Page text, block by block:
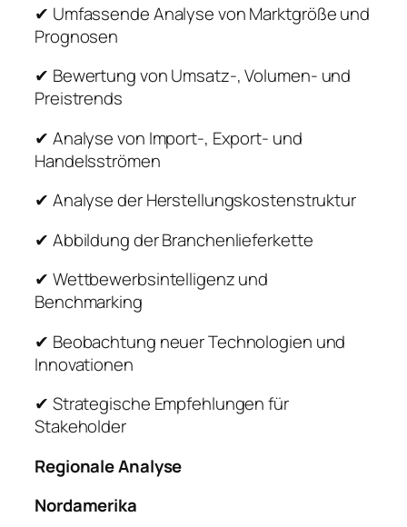
✔ Umfassende Analyse von Marktgröße und
Prognosen
✔ Bewertung von Umsatz-, Volumen- und
Preistrends
✔ Analyse von Import-, Export- und
Handelsströmen
✔ Analyse der Herstellungskostenstruktur
✔ Abbildung der Branchenlieferkette
✔ Wettbewerbsintelligenz und
Benchmarking
✔ Beobachtung neuer Technologien und
Innovationen
✔ Strategische Empfehlungen für
Stakeholder
Regionale Analyse
Nordamerika